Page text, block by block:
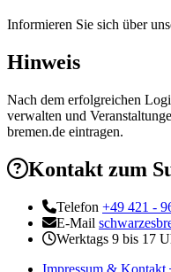
Informieren Sie sich über
Hinweis
Nach dem erfolgreichen
verwalten und
bremen.de eintragen.
Kontakt zum
Telefon +49 421 -
E-Mail
Werktags 9 bis 17
Impressum & Kontakt